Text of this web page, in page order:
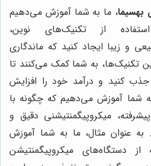
بهسیما، ما به شما آموزش می‌دهیم
از تکنیک‌های نوین،
و زیبا ایجاد کنید که ماندگاری
تکنیک‌ها، به شما کمک می‌کنند تا
کنید و درآمد خود را افزایش
شما آموزش می‌دهیم که چگونه با
پیشرفته، میکروپیگمنتیشنی دقیق و
عنوان مثال، ما به شما آموزش
دستگاه‌های میکروپیگمنتیشن